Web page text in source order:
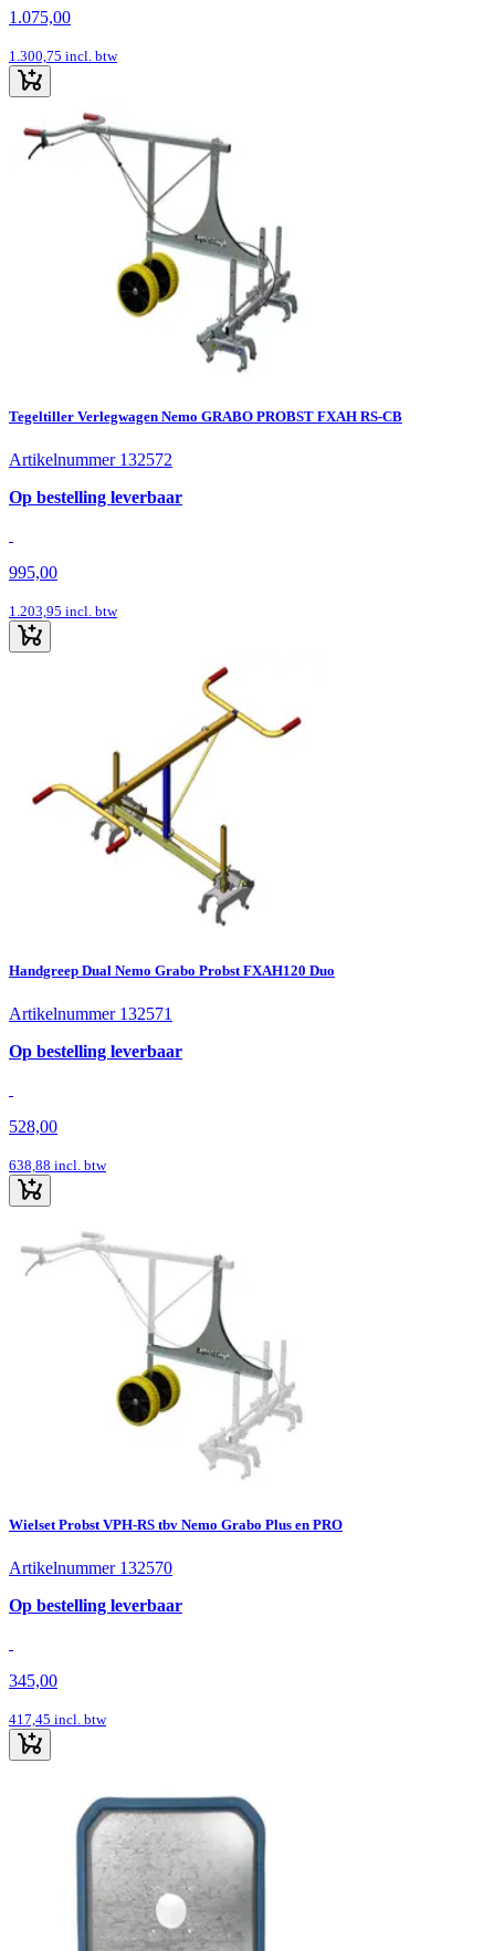
1.075,00
1.300,75 incl. btw
Tegeltiller Verlegwagen Nemo GRABO PROBST FXAH RS-CB
Artikelnummer 132572
Op bestelling leverbaar
995,00
1.203,95 incl. btw
Handgreep Dual Nemo Grabo Probst FXAH120 Duo
Artikelnummer 132571
Op bestelling leverbaar
528,00
638,88 incl. btw
Wielset Probst VPH-RS tbv Nemo Grabo Plus en PRO
Artikelnummer 132570
Op bestelling leverbaar
345,00
417,45 incl. btw